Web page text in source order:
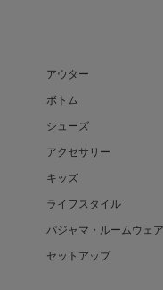
アウター
ボトム
シューズ
アクセサリー
キッズ
ライフスタイル
パジャマ・ルームウェア
セットアップ